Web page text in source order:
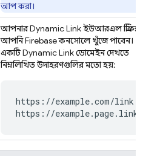
আপ করা।
আপনারDynamic Linkইউআরএল প্রিফিক্স, যা
আপনিFirebaseকনসোলে খুঁজে পাবেন।
একটিDynamic Linkডোমেইন দেখতে
নিম্নলিখিত উদাহরণগুলির মতো হয়:
https://example.com/link